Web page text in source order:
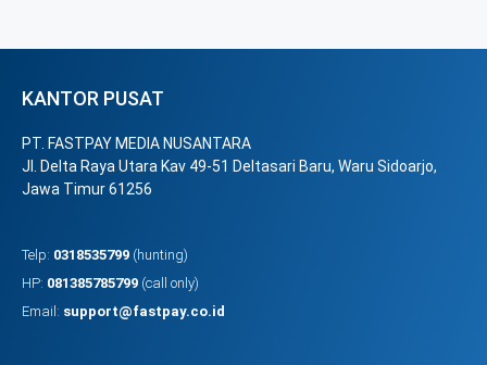
KANTOR PUSAT
PT. FASTPAY MEDIA NUSANTARA
Jl. Delta Raya Utara Kav 49-51 Deltasari Baru, Waru Sidoarjo,
Jawa Timur 61256
Telp: 0318535799 (hunting)
HP: 081385785799 (call only)
Email: support@fastpay.co.id